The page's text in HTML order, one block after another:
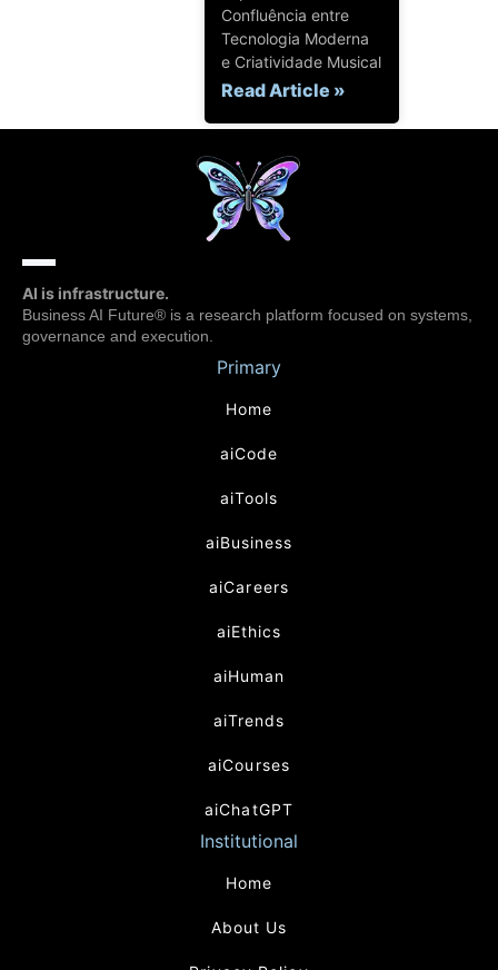
Confluência entre
Tecnologia Moderna
e Criatividade Musical
Read Article »
AI is infrastructure.
Business AI Future® is a research platform focused on systems,
governance and execution.
Primary
Home
aiCode
aiTools
aiBusiness
aiCareers
aiEthics
aiHuman
aiTrends
aiCourses
aiChatGPT
Institutional
Home
About Us